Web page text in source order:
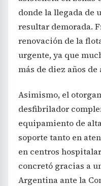
donde la llegada de
resultar demorada.
renovación de la
urgente, ya que
más de diez años
Asimismo, el
desfibrilador
equipamiento de
soporte tanto en
en centros
concretó gracias a
Argentina ante la